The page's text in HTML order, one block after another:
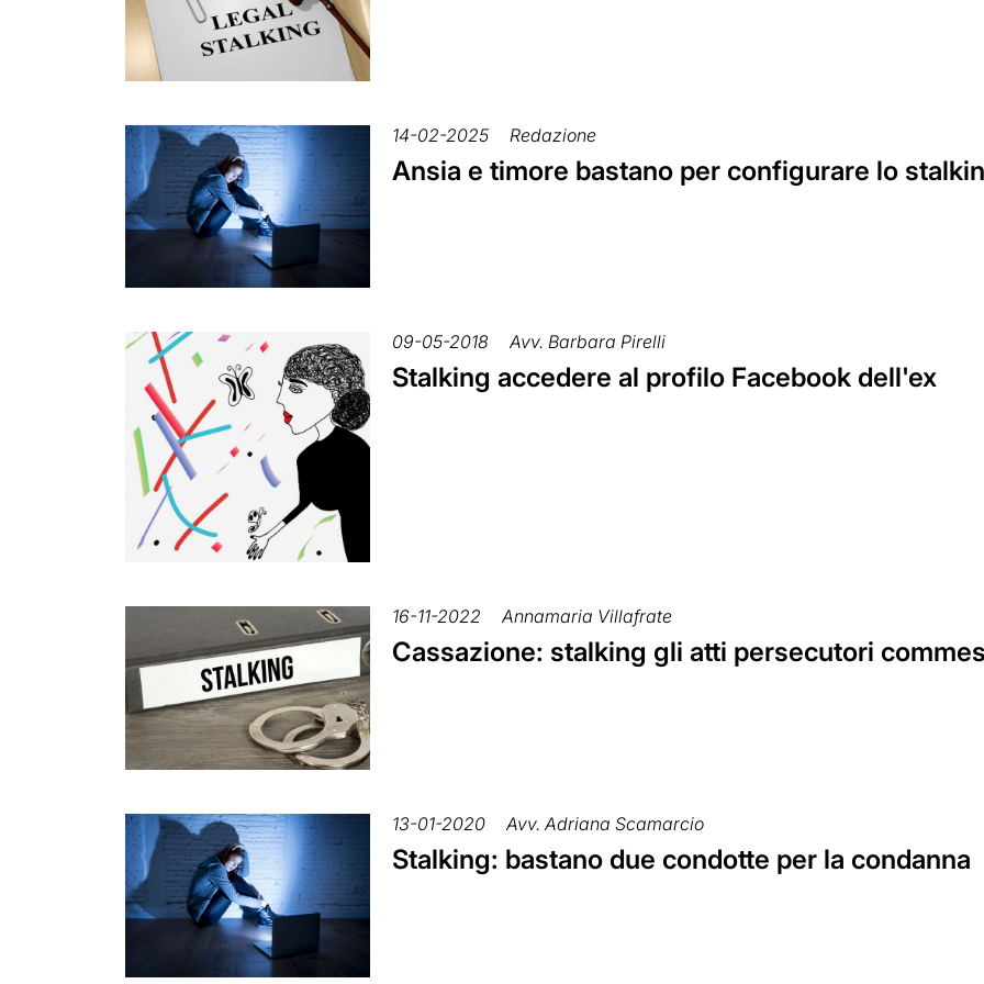
14-02-2025 Redazione
Ansia e timore bastano per configurare lo
09-05-2018 Avv. Barbara Pirelli
Stalking accedere al profilo Facebook dell'ex
16-11-2022 Annamaria Villafrate
Cassazione: stalking gli atti persecutori
13-01-2020 Avv. Adriana Scamarcio
Stalking: bastano due condotte per la condanna